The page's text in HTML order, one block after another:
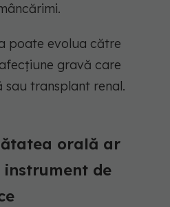
poate evolua către
gravă care
sau transplant renal.
orală ar
de